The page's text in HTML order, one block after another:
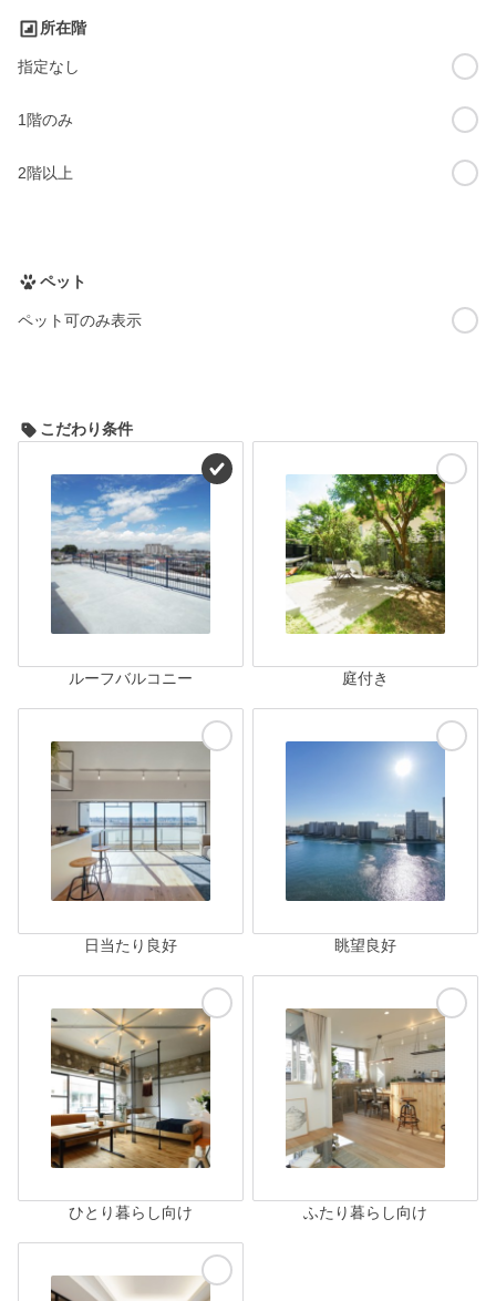
所在階
指定なし
1階のみ
2階以上
ペット
ペット可のみ表示
こだわり条件
ルーフバルコニー 庭付き
日当たり良好 眺望良好
ひとり暮らし向け ふたり暮らし向け